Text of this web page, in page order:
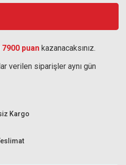
7900 puan kazanacaksınız.
verilen siparişler aynı gün
Kargo